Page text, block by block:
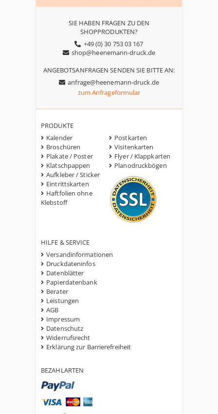
SIE HABEN FRAGEN ZU DEN
SHOPPRODUKTEN?
+49 (0) 30 753 03 167
shop@heenemann-druck.de
ANGEBOTSANFRAGEN SENDEN SIE BITTE AN:
anfrage@heenemann-druck.de
zum Anfrageformular
PRODUKTE
Kalender
Broschüren
Plakate / Poster
Klatschpappen
Aufkleber / Sticker
Eintrittskarten
Haftfolien ohne
Klebstoff
Postkarten
Visitenkarten
Flyer / Klappkarten
Planodruckbögen
HILFE & SERVICE
Versandinformationen
Druckdateninfos
Datenblätter
Papierdatenbank
Berater
Leistungen
AGB
Impressum
Datenschutz
Widerrufsrecht
Erklärung zur Barrierefreiheit
BEZAHLARTEN